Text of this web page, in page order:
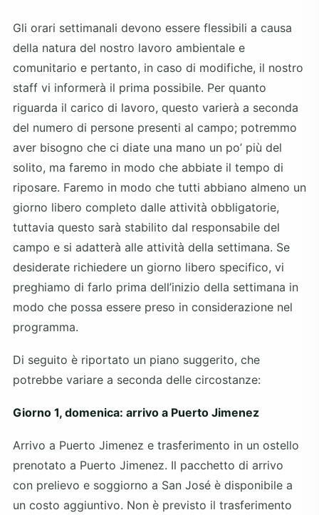
Gli orari settimanali devono essere flessibili a causa
della natura del nostro lavoro ambientale e
comunitario e pertanto, in caso di modifiche, il nostro
staff vi informerà il prima possibile. Per quanto
riguarda il carico di lavoro, questo varierà a seconda
del numero di persone presenti al campo; potremmo
aver bisogno che ci diate una mano un po’ più del
solito, ma faremo in modo che abbiate il tempo di
riposare. Faremo in modo che tutti abbiano almeno un
giorno libero completo dalle attività obbligatorie,
tuttavia questo sarà stabilito dal responsabile del
campo e si adatterà alle attività della settimana. Se
desiderate richiedere un giorno libero specifico, vi
preghiamo di farlo prima dell’inizio della settimana in
modo che possa essere preso in considerazione nel
programma.
Di seguito è riportato un piano suggerito, che
potrebbe variare a seconda delle circostanze:
Giorno 1, domenica: arrivo a Puerto Jimenez
Arrivo a Puerto Jimenez e trasferimento in un ostello
prenotato a Puerto Jimenez. Il pacchetto di arrivo
con prelievo e soggiorno a San José è disponibile a
un costo aggiuntivo. Non è previsto il trasferimento